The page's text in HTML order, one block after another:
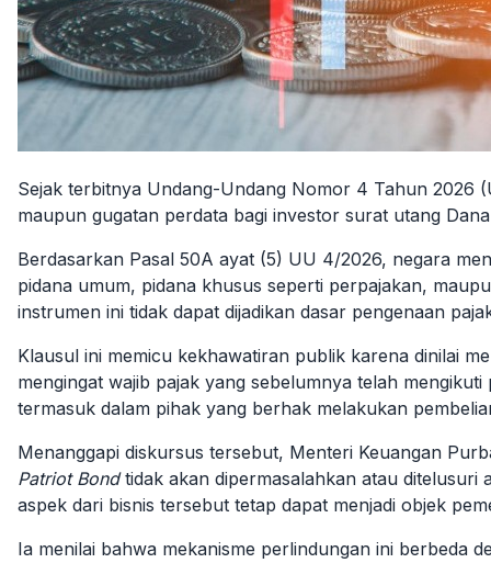
Sejak terbitnya Undang-Undang Nomor 4 Tahun 2026
maupun gugatan perdata bagi investor surat utang
Berdasarkan Pasal 50A ayat (5) UU 4/2026, negara
pidana umum, pidana khusus seperti perpajakan,
instrumen ini tidak dapat dijadikan dasar pengenaan
Klausul ini memicu kekhawatiran publik karena dinilai
mengingat wajib pajak yang sebelumnya telah
termasuk dalam pihak yang berhak melakukan
Menanggapi diskursus tersebut, Menteri Keuangan
Patriot Bondtidak akan dipermasalahkan atau ditelusuri
aspek dari bisnis tersebut tetap dapat menjadi objek
Ia menilai bahwa mekanisme perlindungan ini berbeda